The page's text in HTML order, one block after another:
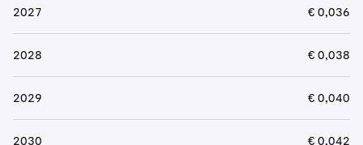
2027 € 0,036
2028 € 0,038
2029 € 0,040
2030 € 0,042